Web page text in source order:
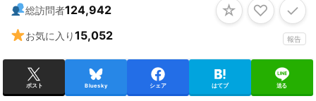
総訪問者124,942
お気に入り15,052 報告
☆ ♡ ✓
ポスト Bluesky シェア はてブ 送る